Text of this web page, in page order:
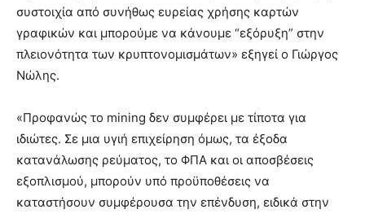
συστοιχία από συνήθως ευρείας χρήσης καρτών
γραφικών και μπορούμε να κάνουμε “εξόρυξη” στην
πλειονότητα των κρυπτονομισμάτων» εξηγεί ο Γιώργος
Νώλης.
«Προφανώς το mining δεν συμφέρει με τίποτα για
ιδιώτες. Σε μια υγιή επιχείρηση όμως, τα έξοδα
κατανάλωσης ρεύματος, το ΦΠΑ και οι αποσβέσεις
εξοπλισμού, μπορούν υπό προϋποθέσεις να
καταστήσουν συμφέρουσα την επένδυση, ειδικά στην